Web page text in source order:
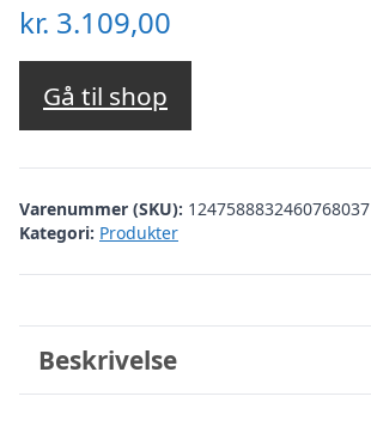
kr. 3.109,00
Gå til shop
Varenummer (SKU): 1247588832460768037
Kategori: Produkter
Beskrivelse